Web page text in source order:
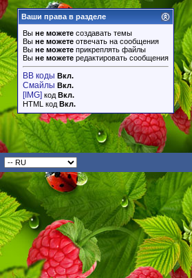
Ваши права в разделе
Вы не можете создавать темы
Вы не можете отвечать на сообщения
Вы не можете прикреплять файлы
Вы не можете редактировать сообщения
BB коды Вкл.
Смайлы Вкл.
[IMG] код Вкл.
HTML код Вкл.